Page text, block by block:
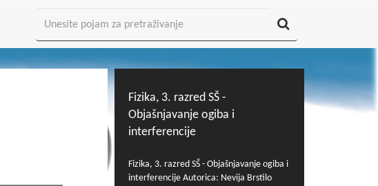
Fizika, 3. razred SŠ -
Objašnjavanje ogiba i
interferencije
Fizika, 3. razred SŠ - Objašnjavanje ogiba i
interferencije Autorica: Nevija Brstilo